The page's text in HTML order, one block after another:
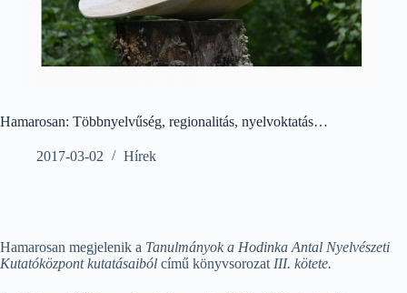
Hamarosan: Többnyelvűség, regionalitás, nyelvoktatás…
2017-03-02 Hírek
Hamarosan megjelenik a Tanulmányok a Hodinka Antal Nyelvészeti
Kutatóközpont kutatásaiból című könyvsorozat III. kötete.